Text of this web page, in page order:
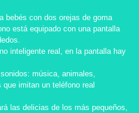
bebés con dos orejas de goma
está equipado con una pantalla
inteligente real, en la pantalla hay
música, animales,
imitan un teléfono real
las delicias de los más pequeños,